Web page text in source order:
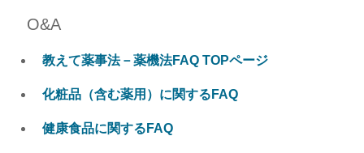
O&A
教えて薬事法－薬機法FAQ TOPページ
化粧品（含む薬用）に関するFAQ
健康食品に関するFAQ